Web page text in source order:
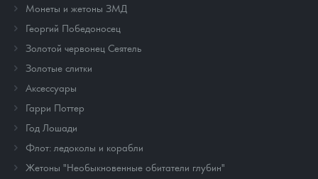
Монеты и жетоны ЗМД
Георгий Победоносец
Золотой червонец Сеятель
Золотые слитки
Аксессуары
Гарри Поттер
Год Лошади
Флот: ледоколы и корабли
Жетоны "Необыкновенные обитатели глубин"